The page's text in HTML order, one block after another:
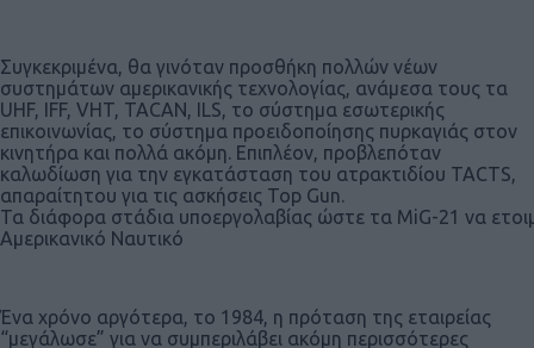
Συγκεκριμένα, θα γινόταν προσθήκη πολλών νέων
συστημάτων αμερικανικής τεχνολογίας, ανάμεσα τους τα
UHF, IFF, VHT, TACAN, ILS, το σύστημα εσωτερικής
επικοινωνίας, το σύστημα προειδοποίησης πυρκαγιάς στον
κινητήρα και πολλά ακόμη. Επιπλέον, προβλεπόταν
καλωδίωση για την εγκατάσταση του ατρακτιδίου TACTS,
απαραίτητου για τις ασκήσεις Top Gun.
Τα διάφορα στάδια υποεργολαβίας ώστε τα MiG-21 να
Αμερικανικό Ναυτικό
Ένα χρόνο αργότερα, το 1984, η πρόταση της εταιρείας
“μεγάλωσε” για να συμπεριλάβει ακόμη περισσότερες